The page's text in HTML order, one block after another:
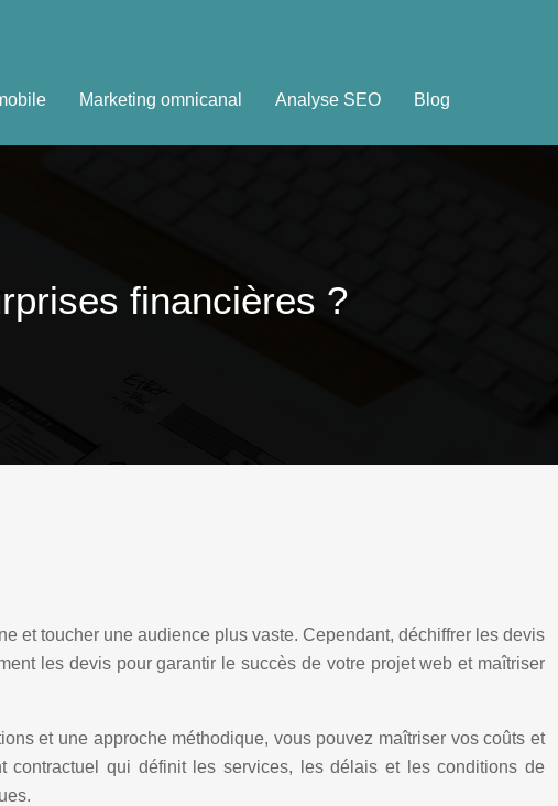
Marketing omnicanal Analyse SEO Blog
financières ?
et toucher une audience plus vaste. Cependant, déchiffrer les devis
les devis pour garantir le succès de votre projet web et maîtriser
et une approche méthodique, vous pouvez maîtriser vos coûts et
contractuel qui définit les services, les délais et les conditions de